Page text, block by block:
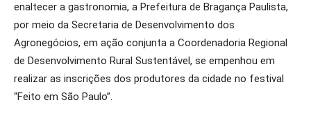
enaltecer a gastronomia, a Prefeitura de Bragança Paulista,
por meio da Secretaria de Desenvolvimento dos
Agronegócios, em ação conjunta a Coordenadoria Regional
de Desenvolvimento Rural Sustentável, se empenhou em
realizar as inscrições dos produtores da cidade no festival
“Feito em São Paulo”.